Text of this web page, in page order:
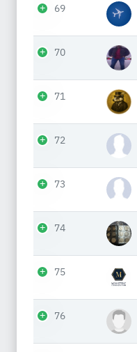
69
70
71
72
73
74
75
76